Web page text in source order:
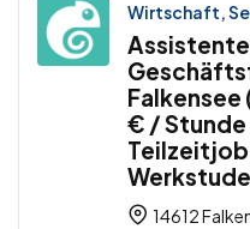
Wirtschaft,
€ /
14612